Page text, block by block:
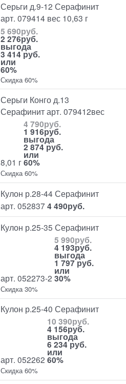
Серьги д.9-12 Серафинит
арт. 079414 вес 10,63 г
5 690руб.
2 276руб.
выгода
3 414 руб.
или
60%
Скидка 60%
Серьги Конго д.13
Серафинит арт. 079412вес
8,01 г
4 790руб.
1 916руб.
выгода
2 874 руб.
или
60%
Скидка 60%
Кулон р.28-44 Серафинит
арт. 052837 4 490руб.
Кулон р.25-35 Серафинит
арт. 052273-2
5 990руб.
4 193руб.
выгода
1 797 руб.
или
30%
Скидка 30%
Кулон р.25-40 Серафинит
арт. 052262
10 390руб.
4 156руб.
выгода
6 234 руб.
или
60%
Скидка 60%